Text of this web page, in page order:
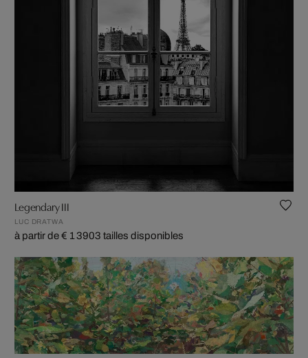
Legendary III
LUC DRATWA
à partir de € 1 3903 tailles disponibles